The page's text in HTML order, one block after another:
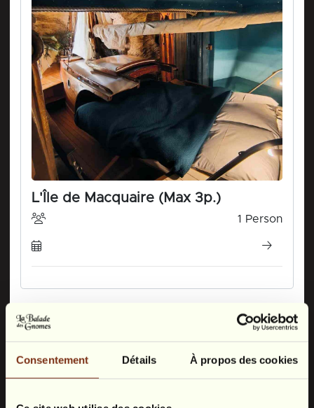
Consentement Détails À propos des cookies